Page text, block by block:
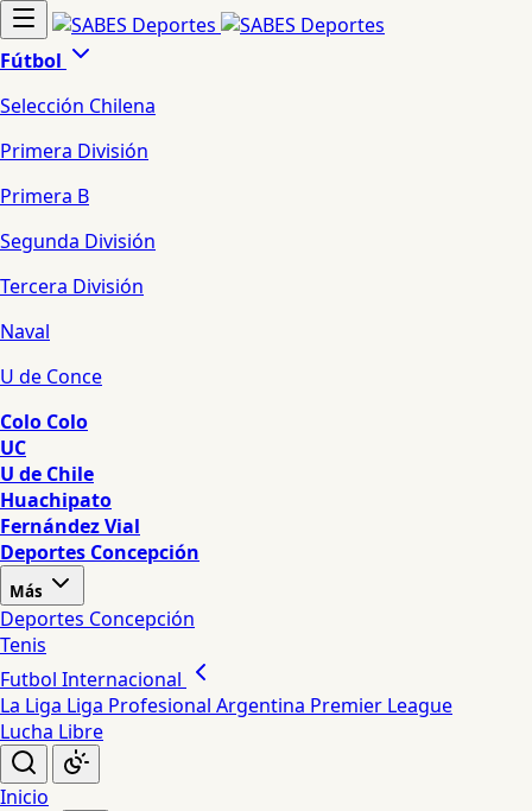
Fútbol
Selección Chilena
Primera División
Primera B
Segunda División
Tercera División
Naval
U de Conce
Colo Colo
UC
U de Chile
Huachipato
Fernández Vial
Deportes Concepción
Más
Deportes Concepción
Tenis
Futbol Internacional
La Liga Liga Profesional Argentina Premier League
Lucha Libre
Inicio